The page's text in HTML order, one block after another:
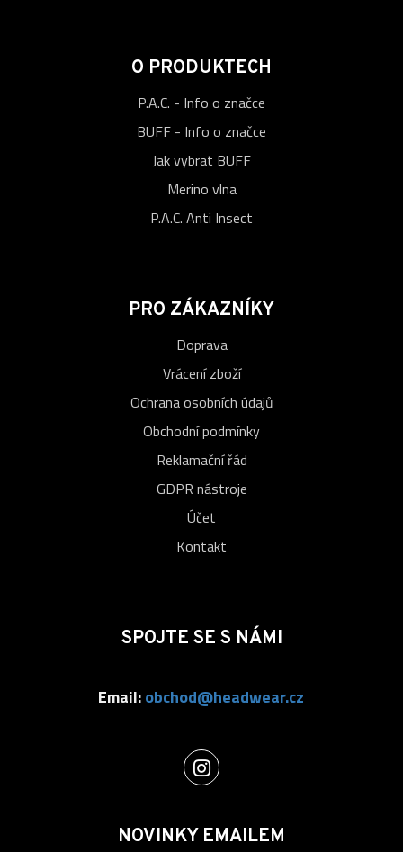
O PRODUKTECH
P.A.C. - Info o značce
BUFF - Info o značce
Jak vybrat BUFF
Merino vlna
P.A.C. Anti Insect
PRO ZÁKAZNÍKY
Doprava
Vrácení zboží
Ochrana osobních údajů
Obchodní podmínky
Reklamační řád
GDPR nástroje
Účet
Kontakt
SPOJTE SE S NÁMI
Email:obchod@headwear.cz
NOVINKY EMAILEM